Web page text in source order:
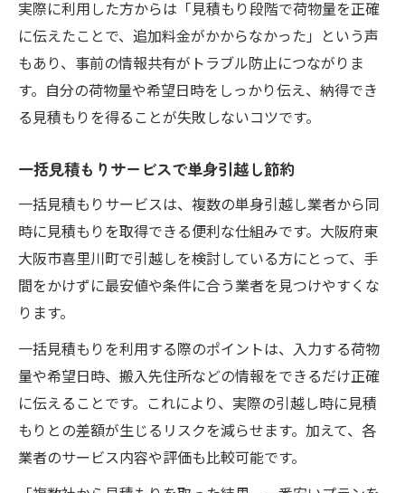
実際に利用した方からは「見積もり段階で荷物量を正確
に伝えたことで、追加料金がかからなかった」という声
もあり、事前の情報共有がトラブル防止につながりま
す。自分の荷物量や希望日時をしっかり伝え、納得でき
る見積もりを得ることが失敗しないコツです。
一括見積もりサービスで単身引越し節約
一括見積もりサービスは、複数の単身引越し業者から同
時に見積もりを取得できる便利な仕組みです。大阪府東
大阪市喜里川町で引越しを検討している方にとって、手
間をかけずに最安値や条件に合う業者を見つけやすくな
ります。
一括見積もりを利用する際のポイントは、入力する荷物
量や希望日時、搬入先住所などの情報をできるだけ正確
に伝えることです。これにより、実際の引越し時に見積
もりとの差額が生じるリスクを減らせます。加えて、各
業者のサービス内容や評価も比較可能です。